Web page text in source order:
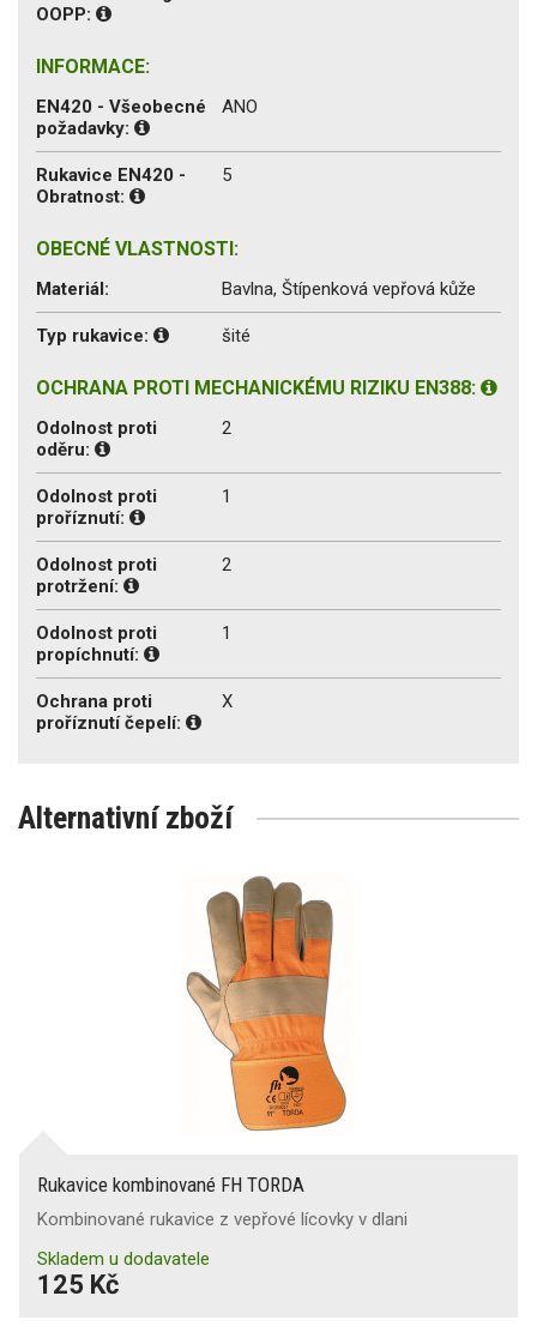
OOPP:
INFORMACE:
EN420 - Všeobecné
požadavky:
ANO
Rukavice EN420 -
Obratnost:
5
OBECNÉ VLASTNOSTI:
Materiál: Bavlna, Štípenková vepřová kůže
Typ rukavice: šité
OCHRANA PROTI MECHANICKÉMU RIZIKU EN388:
Odolnost proti
oděru:
2
Odolnost proti
proříznutí:
1
Odolnost proti
protržení:
2
Odolnost proti
propíchnutí:
1
Ochrana proti
proříznutí čepelí:
X
Alternativní zboží
Rukavice kombinované FH TORDA
Kombinované rukavice z vepřové lícovky v dlani
Skladem u dodavatele
125 Kč